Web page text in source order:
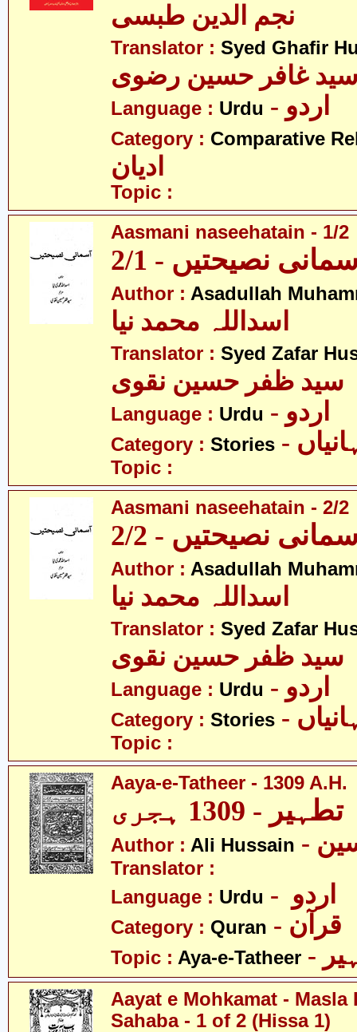
نجم الدین طبسی
Translator : Syed Ghafir
غافر حسین رضوی
Language : Urdu - اردو
Category : Comparative
ادیان
Topic :
Aasmani naseehatain - 1/2
نصیحتیں - 2/1
Author : Asadullah
اسداللہ محمد نیا
Translator : Syed Zafar
سید ظفر حسین نقوی
Language : Urdu - اردو
Category : Stories
Topic :
Aasmani naseehatain - 2/2
نصیحتیں - 2/2
Author : Asadullah
اسداللہ محمد نیا
Translator : Syed Zafar
سید ظفر حسین نقوی
Language : Urdu - اردو
Category : Stories
Topic :
Aaya-e-Tatheer - 1309 A.H.
Author : Ali Hussain
Translator :
Language : Urdu
Category : Quran - قرآن
Topic : Aya-e-Tatheer
Aayat e Mohkamat - Masla
Sahaba - 1 of 2 (Hissa 1)